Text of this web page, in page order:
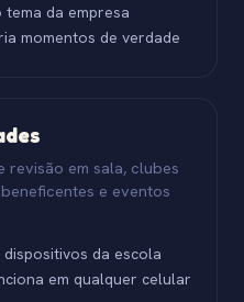
da empresa
momentos de verdade
revisão em sala, clubes
e eventos
da escola
em qualquer celular